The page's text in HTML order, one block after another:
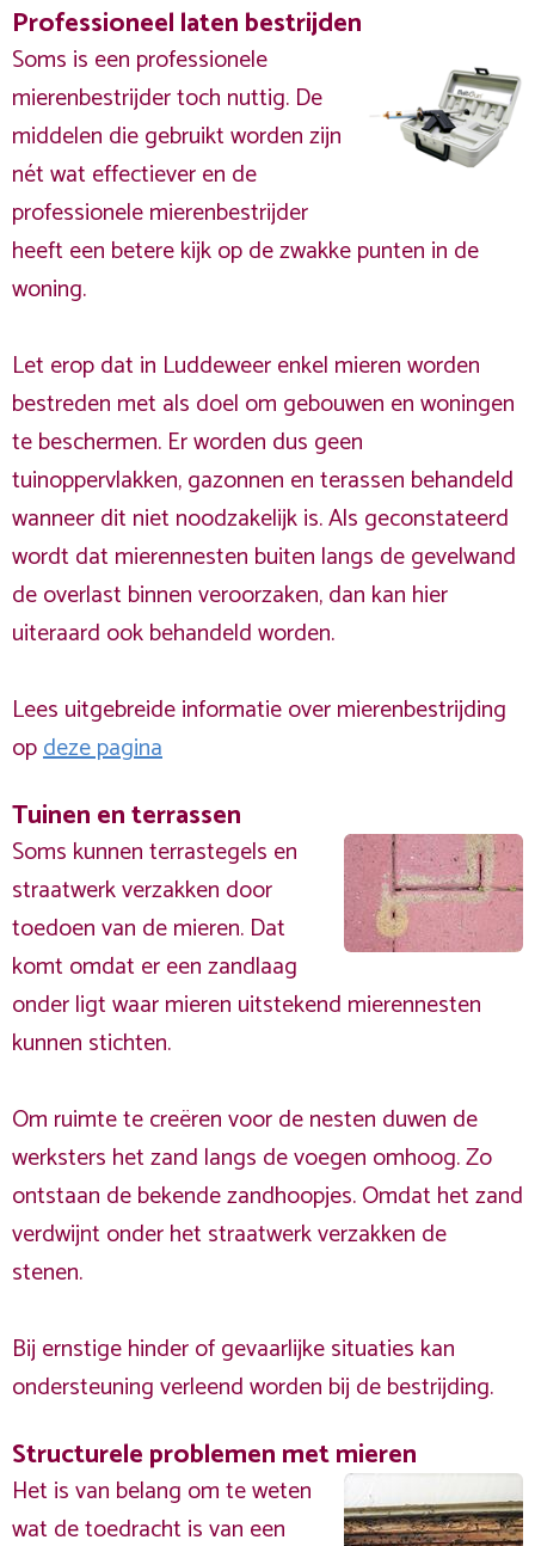
Professioneel laten bestrijden
Soms is een professionele
mierenbestrijder toch nuttig. De
middelen die gebruikt worden zijn
nét wat effectiever en de
professionele mierenbestrijder
heeft een betere kijk op de zwakke punten in de
woning.
Let erop dat in Luddeweer enkel mieren worden
bestreden met als doel om gebouwen en woningen
te beschermen. Er worden dus geen
tuinoppervlakken, gazonnen en terassen behandeld
wanneer dit niet noodzakelijk is. Als geconstateerd
wordt dat mierennesten buiten langs de gevelwand
de overlast binnen veroorzaken, dan kan hier
uiteraard ook behandeld worden.
Lees uitgebreide informatie over mierenbestrijding
opdeze pagina
Tuinen en terrassen
Soms kunnen terrastegels en
straatwerk verzakken door
toedoen van de mieren. Dat
komt omdat er een zandlaag
onder ligt waar mieren uitstekend mierennesten
kunnen stichten.
Om ruimte te creëren voor de nesten duwen de
werksters het zand langs de voegen omhoog. Zo
ontstaan de bekende zandhoopjes. Omdat het zand
verdwijnt onder het straatwerk verzakken de
stenen.
Bij ernstige hinder of gevaarlijke situaties kan
ondersteuning verleend worden bij de bestrijding.
Structurele problemen met mieren
Het is van belang om te weten
wat de toedracht is van een